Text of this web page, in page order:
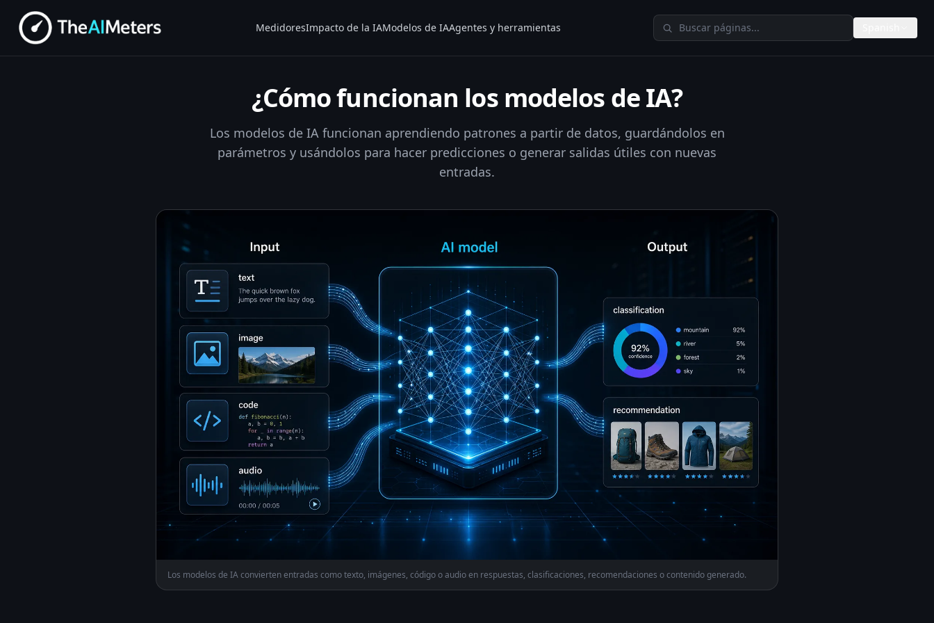
MedidoresImpacto de la IAModelos de IAAgentes y herramientas Buscar en TheAIMeters
¿Cómo funcionan los modelos de IA?
Los modelos de IA funcionan aprendiendo patrones a partir de datos, guardándolos en
parámetros y usándolos para hacer predicciones o generar salidas útiles con nuevas
entradas.
Los modelos de IA convierten entradas como texto, imágenes, código o audio en respuestas, clasificaciones, recomendaciones o contenido generado.